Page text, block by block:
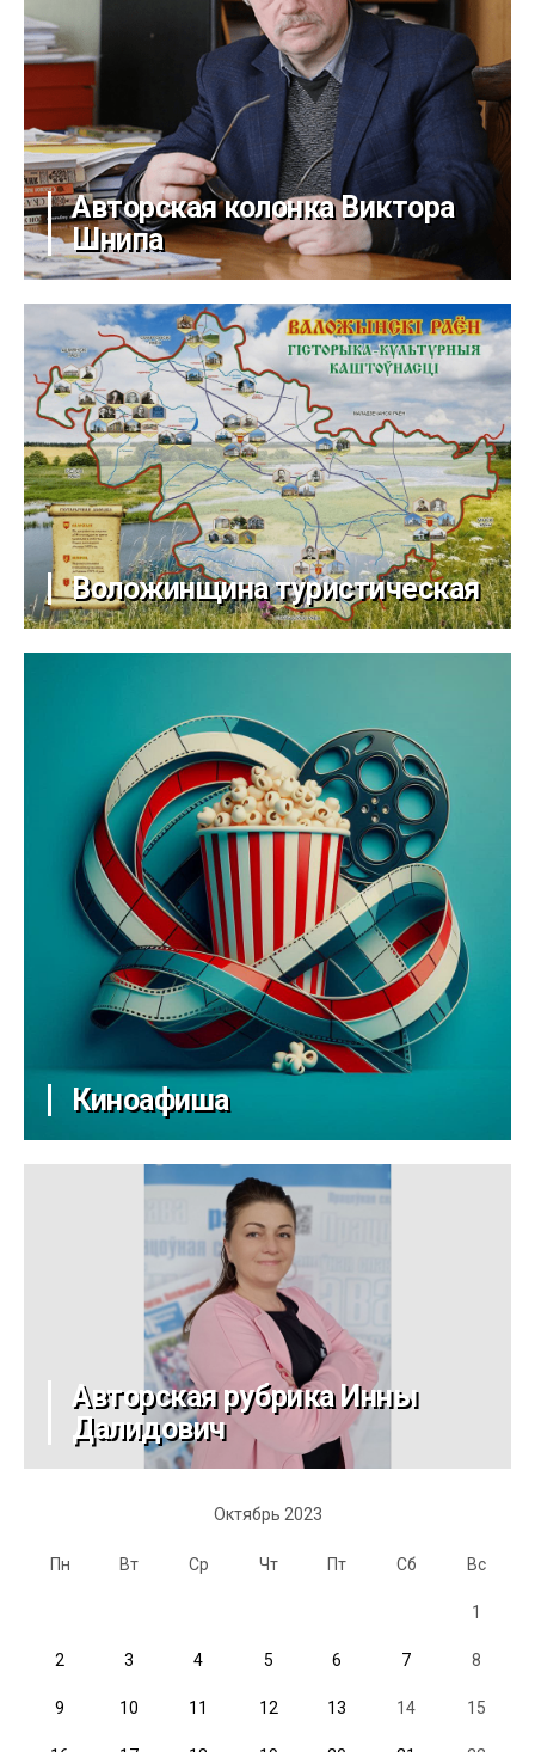
Авторская колонка Виктора
Шнипа
Воложинщина туристическая
Киноафиша
Авторская рубрика Инны
Далидович
Октябрь 2023
Пн Вт Ср Чт Пт Сб Вс
1
2 3 4 5 6 7 8
9 10 11 12 13 14 15